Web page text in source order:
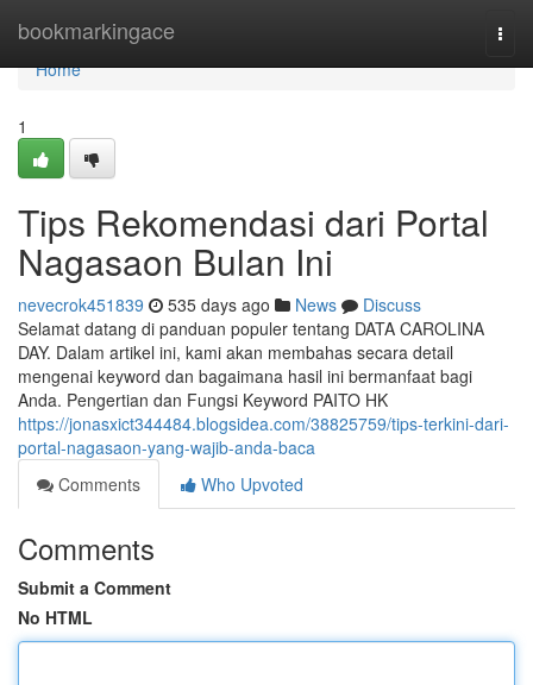
bookmarkingace
Home
Home
1
Tips Rekomendasi dari Portal
Nagasaon Bulan Ini
nevecrok451839 535 days ago News
Discuss
Selamat datang di panduan populer tentang DATA CAROLINA
DAY. Dalam artikel ini, kami akan membahas secara detail
mengenai keyword dan bagaimana hasil ini bermanfaat bagi
Anda. Pengertian dan Fungsi Keyword PAITO HK
https://jonasxict344484.blogsidea.com/38825759/tips-terkini-dari-
portal-nagasaon-yang-wajib-anda-baca
Comments
Who Upvoted
Comments
Submit a Comment
No HTML